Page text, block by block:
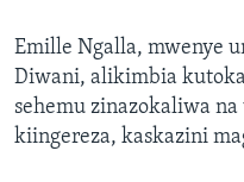
Emille Ngalla, mwenye
Diwani, alikimbia
sehemu zinazokaliwa
kiingereza, kaskazini